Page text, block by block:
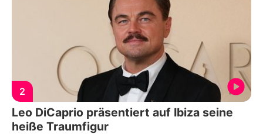
2
Leo DiCaprio präsentiert auf Ibiza seine
heiße Traumfigur